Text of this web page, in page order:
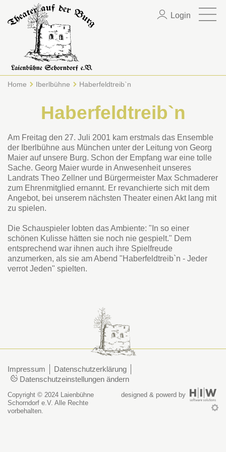
Login
Home Iberlbühne Haberfeldtreib`n
Haberfeldtreib`n
Am Freitag den 27. Juli 2001 kam erstmals das Ensemble
der Iberlbühne aus München unter der Leitung von Georg
Maier auf unsere Burg. Schon der Empfang war eine tolle
Sache. Georg Maier wurde in Anwesenheit unseres
Landrats Theo Zellner und Bürgermeister Max Schmaderer
zum Ehrenmitglied ernannt. Er revanchierte sich mit dem
Angebot, bei unserem nächsten Theater einen Akt lang mit
zu spielen.
Die Schauspieler lobten das Ambiente: "In so einer
schönen Kulisse hätten sie noch nie gespielt." Dem
entsprechend war ihnen auch ihre Spielfreude
anzumerken, als sie am Abend "Haberfeldtreib`n - Jeder
verrot Jeden" spielten.
Impressum
Datenschutzerklärung
Datenschutzeinstellungen ändern
Copyright © 2024 Laienbühne
Schorndorf e.V. Alle Rechte
vorbehalten.
designed & powerd by